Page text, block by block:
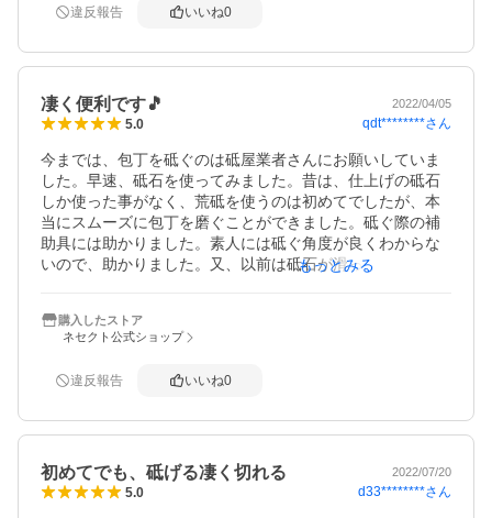
その後は家中の包丁やナイフを砥ぎまくりです。
いく砥石でした。
いです。)
違反報告 いいね0
凄く便利です🎵 2022/04/05
5.0 qdt********さん
今までは、包丁を砥ぐのは砥屋業者さんにお願いしていま
した。早速、砥石を使ってみました。昔は、仕上げの砥石
しか使った事がなく、荒砥を使うのは初めてでしたが、本
当にスムーズに包丁を磨ぐことができました。砥ぐ際の補
助具には助かりました。素人には砥ぐ角度が良くわからな
いので、助かりました。又、以前は砥石が滑って危なかっ
けたらまたきれいな商品の位置取りに又、感激しました。
段ボールなどを捨てるぬのが勿体なく、使った砥石を乾燥
うございました。
もっとみる
購入したストア
ネセクト公式ショップ
違反報告 いいね0
初めてでも、砥げる凄く切れる 2022/07/20
5.0 d33********さん